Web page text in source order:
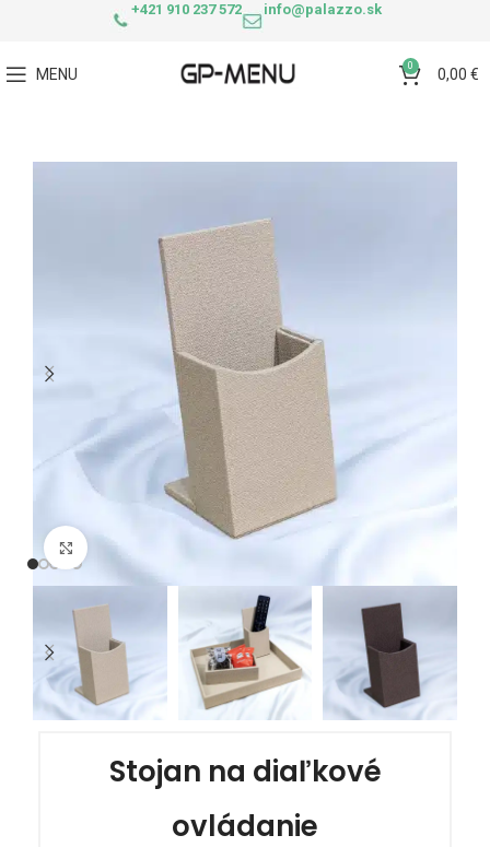
+421 910 237 572 info@palazzo.sk
MENU 0 0,00 €
Click to enlarge
Stojan na diaľkové
ovládanie